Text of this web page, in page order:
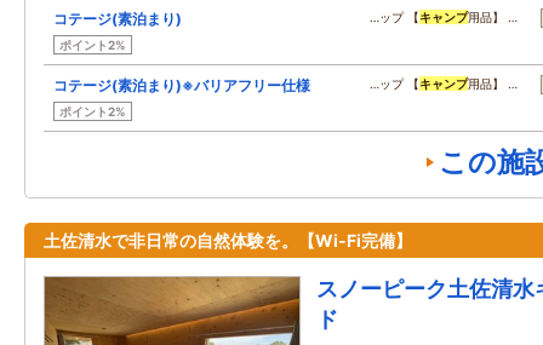
コテージ(素泊まり)
ポイント2%
…ップ 【キャンプ用品】 …
コテージ(素泊まり)※バリアフリー仕様
ポイント2%
…ップ 【キャンプ用品】 …
この施
土佐清水で非日常の自然体験を。【Wi-Fi完備】
スノーピーク土佐清
ド